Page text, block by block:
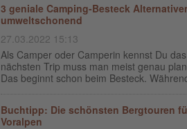
3 geniale Camping-Besteck
umweltschonend
27.03.2022 15:13
Als Camper oder Camperin kennst Du
nächsten Trip muss man meist genau
Das beginnt schon beim Besteck.
Buchtipp: Die schönsten Bergtouren
Voralpen